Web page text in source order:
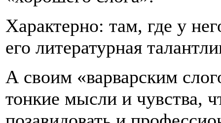
Характерно: там, где у
его литературная
А своим «варварским
тонкие мысли и чувства,